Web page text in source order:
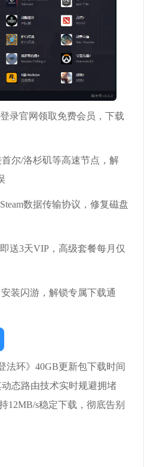
录官网领取免费会员，下载
尔/洛杉矶等高速节点，解
数据传输协议，修复磁盘
送3天VIP，高级套餐每月仅
装闪游，解锁专属下载通
法环》40GB更新包下载时间
态路由技术实时规避拥堵
12MB/s稳定下载，彻底告别